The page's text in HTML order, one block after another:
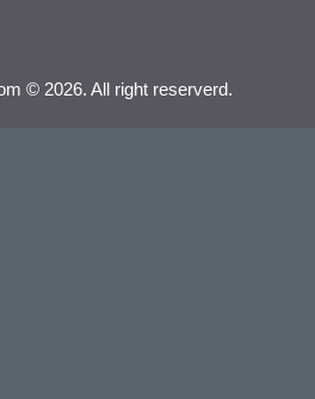
© 2026. All right reserverd.